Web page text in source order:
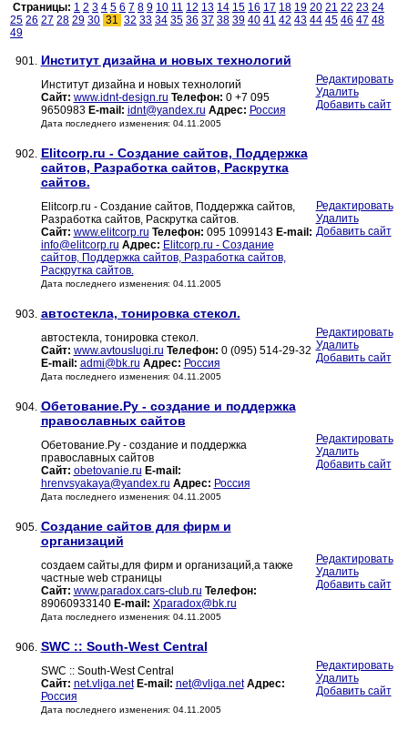
Страницы: 1 2 3 4 5 6 7 8 9 10 11 12 13 14 15 16 17 18 19 20 21 22 23 24
25 26 27 28 29 30 31 32 33 34 35 36 37 38 39 40 41 42 43 44 45 46 47 48
49
901. Институт дизайна и новых технологий
Институт дизайна и новых технологий
Сайт: www.idnt-design.ru Телефон: 0 +7 095
9650983 E-mail: idnt@yandex.ru Адрес: Россия
Дата последнего изменения: 04.11.2005
Редактировать
Удалить
Добавить сайт
902. Elitcorp.ru - Создание сайтов, Поддержка
сайтов, Разработка сайтов, Раскрутка
сайтов.
Elitcorp.ru - Создание сайтов, Поддержка сайтов,
Разработка сайтов, Раскрутка сайтов.
Сайт: www.elitcorp.ru Телефон: 095 1099143 E-mail:
info@elitcorp.ru Адрес: Elitcorp.ru - Создание
сайтов, Поддержка сайтов, Разработка сайтов,
Раскрутка сайтов.
Дата последнего изменения: 04.11.2005
Редактировать
Удалить
Добавить сайт
903. автостекла, тонировка стекол.
автостекла, тонировка стекол.
Сайт: www.avtouslugi.ru Телефон: 0 (095) 514-29-32
E-mail: admi@bk.ru Адрес: Россия
Дата последнего изменения: 04.11.2005
Редактировать
Удалить
Добавить сайт
904. Обетование.Ру - создание и поддержка
православных сайтов
Обетование.Ру - создание и поддержка
православных сайтов
Сайт: obetovanie.ru E-mail:
hrenvsyakaya@yandex.ru Адрес: Россия
Дата последнего изменения: 04.11.2005
Редактировать
Удалить
Добавить сайт
905. Создание сайтов для фирм и
организаций
создаем сайты,для фирм и организаций,а также
частные web страницы
Сайт: www.paradox.cars-club.ru Телефон:
89060933140 E-mail: Xparadox@bk.ru
Дата последнего изменения: 04.11.2005
Редактировать
Удалить
Добавить сайт
906. SWC :: South-West Central
SWC :: South-West Central
Сайт: net.vliga.net E-mail: net@vliga.net Адрес:
Россия
Дата последнего изменения: 04.11.2005
Редактировать
Удалить
Добавить сайт